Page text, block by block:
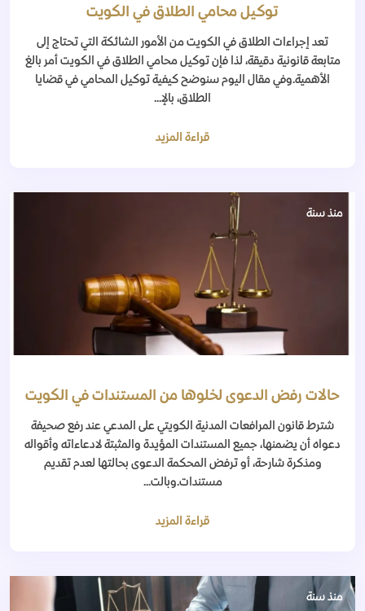
توكيل محامي الطلاق في الكويت
تعد إجراءات الطلاق في الكويت من الأمور الشائكة التي تحتاج إلى
متابعة قانونية دقيقة، لذا فإن توكيل محامي الطلاق في الكويت أمر بالغ
الأهمية.وفي مقال اليوم سنوضح كيفية توكيل المحامي في قضايا
الطلاق، بالإ...
قراءة المزيد
منذ سنة
حالات رفض الدعوى لخلوها من المستندات في الكويت
شترط قانون المرافعات المدنية الكويتي على المدعي عند رفع صحيفة
دعواه أن يضمنها، جميع المستندات المؤيدة والمثبتة لادعاءاته وأقواله
ومذكرة شارحة، أو ترفض المحكمة الدعوى بحالتها لعدم تقديم
مستندات.وبالت...
قراءة المزيد
منذ سنة